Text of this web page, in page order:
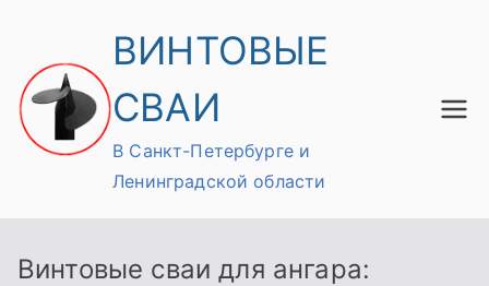
содержимому
ВИНТОВЫЕ
СВАИ
В Санкт-Петербурге и
Ленинградской области
Винтовые сваи для ангара: